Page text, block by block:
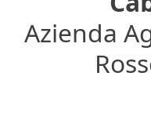
Azienda